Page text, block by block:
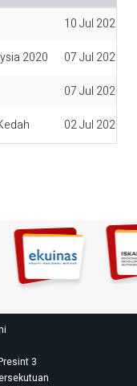
10 Jul 2020
2020
07 Jul 2020
07 Jul 2020
02 Jul 2020
3